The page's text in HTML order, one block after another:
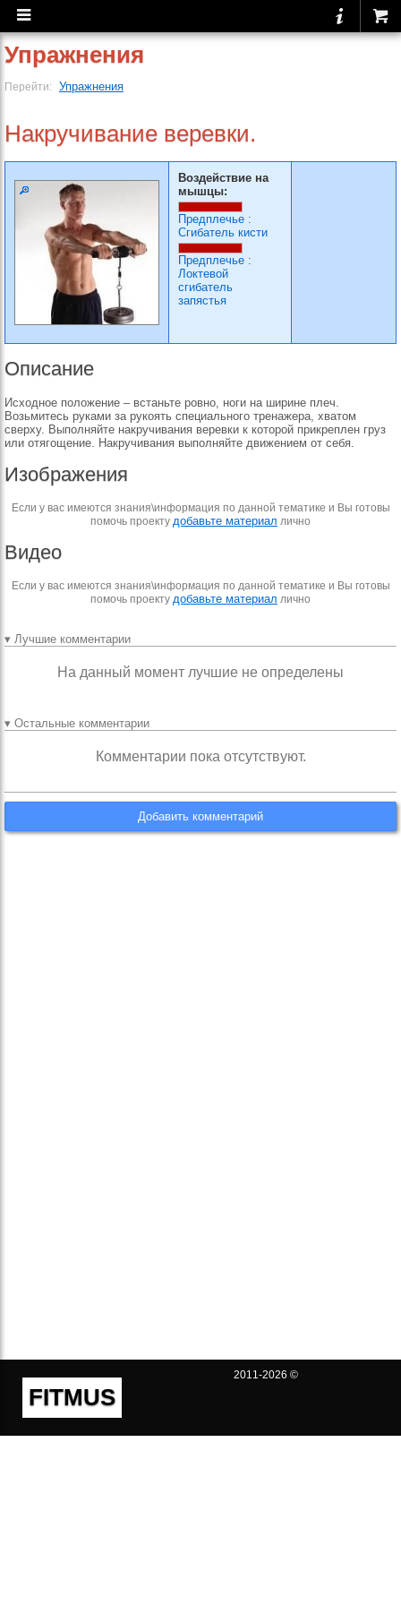
Упражнения
Перейти: Упражнения
Накручивание веревки.
Воздействие на
мышцы:
Предплечье :
Сгибатель кисти
Предплечье :
Локтевой
сгибатель
запястья
Описание
Исходное положение – встаньте ровно, ноги на ширине плеч.
Возьмитесь руками за рукоять специального тренажера, хватом
сверху. Выполняйте накручивания веревки к которой прикреплен груз
или отягощение. Накручивания выполняйте движением от себя.
Изображения
Если у вас имеются знания\информация по данной тематике и Вы готовы
помочь проекту добавьте материал лично
Видео
Если у вас имеются знания\информация по данной тематике и Вы готовы
помочь проекту добавьте материал лично
▾ Лучшие комментарии
На данный момент лучшие не определены
▾ Остальные комментарии
Комментарии пока отсутствуют.
Добавить комментарий
FITMUS
2011-2026 ©